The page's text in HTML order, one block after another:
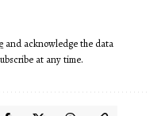
and acknowledge the data
at any time.